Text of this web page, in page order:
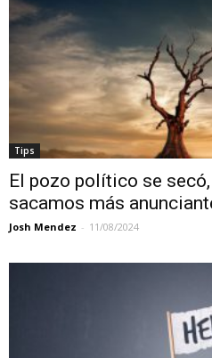
Tips
El pozo político se
sacamos más
Josh Mendez - 11/08/2024